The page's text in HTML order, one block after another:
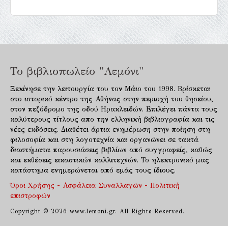
Το βιβλιοπωλείο "Λεμόνι"
Ξεκίνησε την λειτουργία του τον Μάιο του 1998. Βρίσκεται
στο ιστορικό κέντρο της Αθήνας στην περιοχή του θησείου,
στον πεζόδρομο της οδού Ηρακλειδών. Επιλέγει πάντα τους
καλύτερους τίτλους απο την ελληνική βιβλιογραφία και τις
νέες εκδόσεις. Διαθέτει άρτια ενημέρωση στην ποίηση στη
φιλοσοφία και στη λογοτεχνία και οργανώνει σε τακτά
διαστήματα παρουσιάσεις βιβλίων από συγγραφείς, καθώς
και εκθέσεις εικαστικών καλλιτεχνών. Το ηλεκτρονικό μας
κατάστημα ενημερώνεται από εμάς τους ίδιους.
Όροι Χρήσης - Ασφάλεια Συναλλαγών - Πολιτική
επιστροφών
Copyright © 2026 www.lemoni.gr. All Rights Reserved.